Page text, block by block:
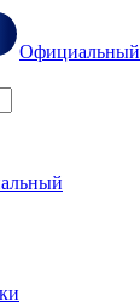
Официальный